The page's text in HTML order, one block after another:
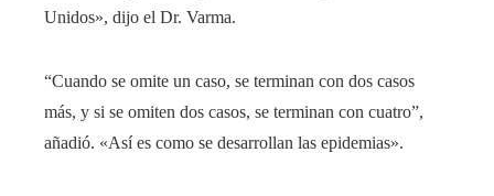
Unidos», dijo el Dr. Varma.
“Cuando se omite un caso, se terminan con dos casos
más, y si se omiten dos casos, se terminan con cuatro”,
añadió. «Así es como se desarrollan las epidemias».